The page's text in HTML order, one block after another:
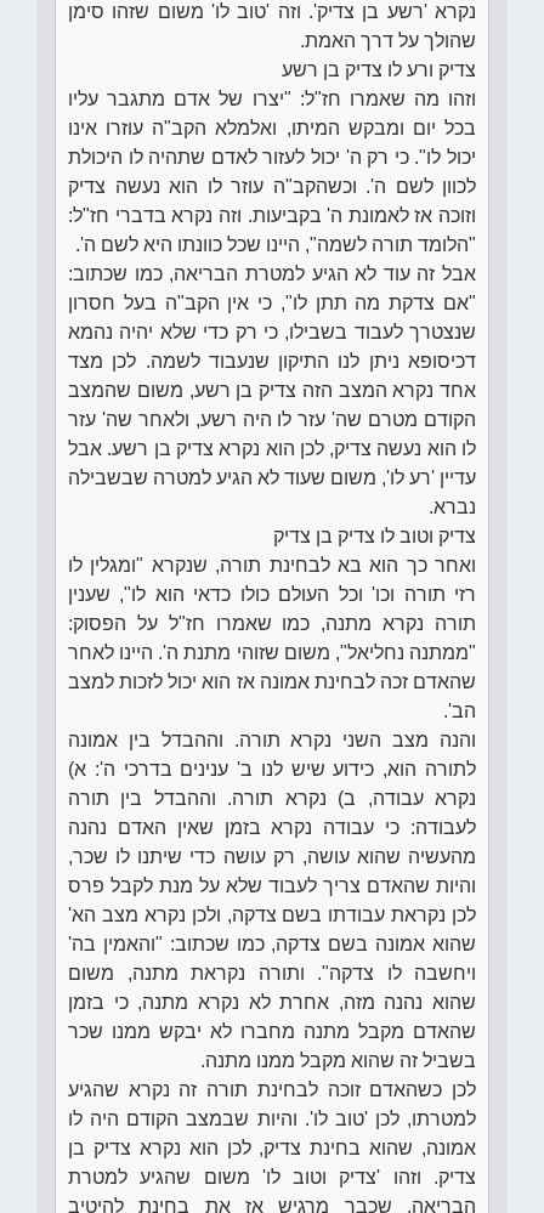
נקרא 'רשע בן צדיק'. וזה 'טוב לו' משום שזהו סימן
שהולך על דרך האמת.
צדיק ורע לו צדיק בן רשע
וזהו מה שאמרו חז"ל: "יצרו של אדם מתגבר עליו
בכל יום ומבקש המיתו, ואלמלא הקב"ה עוזרו אינו
יכול לו". כי רק ה' יכול לעזור לאדם שתהיה לו היכולת
לכוון לשם ה'. וכשהקב"ה עוזר לו הוא נעשה צדיק
וזוכה אז לאמונת ה' בקביעות. וזה נקרא בדברי חז"ל:
"הלומד תורה לשמה", היינו שכל כוונתו היא לשם ה'.
אבל זה עוד לא הגיע למטרת הבריאה, כמו שכתוב:
"אם צדקת מה תתן לו", כי אין הקב"ה בעל חסרון
שנצטרך לעבוד בשבילו, כי רק כדי שלא יהיה נהמא
דכיסופא ניתן לנו התיקון שנעבוד לשמה. לכן מצד
אחד נקרא המצב הזה צדיק בן רשע, משום שהמצב
הקודם מטרם שה' עזר לו היה רשע, ולאחר שה' עזר
לו הוא נעשה צדיק, לכן הוא נקרא צדיק בן רשע. אבל
עדיין 'רע לו', משום שעוד לא הגיע למטרה שבשבילה
נברא.
צדיק וטוב לו צדיק בן צדיק
ואחר כך הוא בא לבחינת תורה, שנקרא "ומגלין לו
רזי תורה וכו' וכל העולם כולו כדאי הוא לו", שענין
תורה נקרא מתנה, כמו שאמרו חז"ל על הפסוק:
"ממתנה נחליאל", משום שזוהי מתנת ה'. היינו לאחר
שהאדם זכה לבחינת אמונה אז הוא יכול לזכות למצב
הב'.
והנה מצב השני נקרא תורה. וההבדל בין אמונה
לתורה הוא, כידוע שיש לנו ב' ענינים בדרכי ה': א)
נקרא עבודה, ב) נקרא תורה. וההבדל בין תורה
לעבודה: כי עבודה נקרא בזמן שאין האדם נהנה
מהעשיה שהוא עושה, רק עושה כדי שיתנו לו שכר,
והיות שהאדם צריך לעבוד שלא על מנת לקבל פרס
לכן נקראת עבודתו בשם צדקה, ולכן נקרא מצב הא'
שהוא אמונה בשם צדקה, כמו שכתוב: "והאמין בה'
ויחשבה לו צדקה". ותורה נקראת מתנה, משום
שהוא נהנה מזה, אחרת לא נקרא מתנה, כי בזמן
שהאדם מקבל מתנה מחברו לא יבקש ממנו שכר
בשביל זה שהוא מקבל ממנו מתנה.
לכן כשהאדם זוכה לבחינת תורה זה נקרא שהגיע
למטרתו, לכן 'טוב לו'. והיות שבמצב הקודם היה לו
אמונה, שהוא בחינת צדיק, לכן הוא נקרא צדיק בן
צדיק. וזהו 'צדיק וטוב לו' משום שהגיע למטרת
הבריאה, שכבר מרגיש אז את בחינת להיטיב